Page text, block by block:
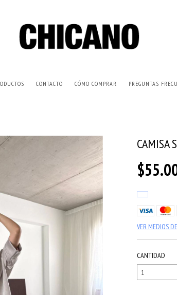
CONTACTO CÓMO COMPRAR PREGUNTAS
CAMISA
VER MEDIOS
CANTIDAD